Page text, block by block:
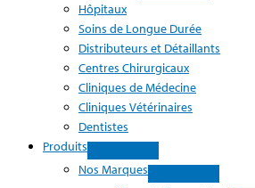
Hôpitaux
Soins de Longue Durée
Distributeurs et Détaillants
Centres Chirurgicaux
Cliniques de Médecine
Cliniques Vétérinaires
Dentistes
Produits
Nos Marques